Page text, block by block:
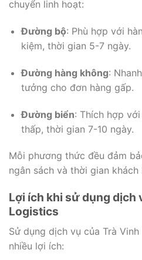
chuyển linh hoạt:
Đường bộ: Phù hợp với
kiệm, thời gian 5-7 ngày.
Đường hàng không:
tưởng cho đơn hàng gấp.
Đường biển: Thích hợp
thấp, thời gian 7-10 ngày.
Mỗi phương thức đều đảm
ngân sách và thời gian khách
Lợi ích khi sử dụng dịch
Logistics
Sử dụng dịch vụ của Trà
nhiều lợi ích: